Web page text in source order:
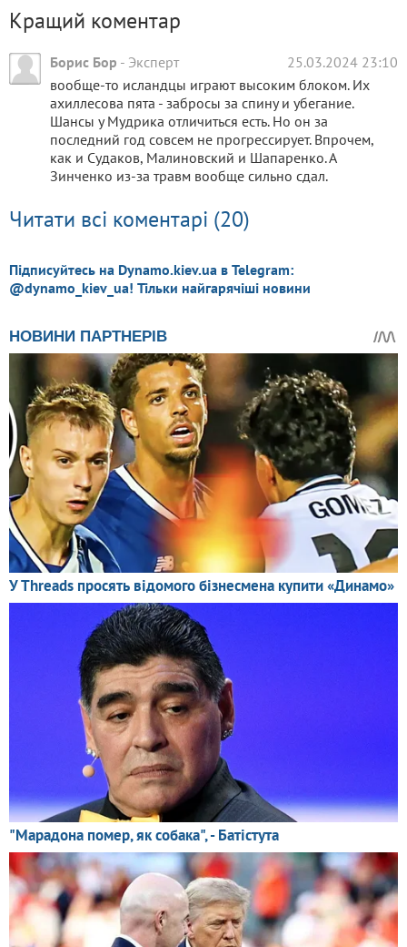
Кращий коментар
Борис Бор - Эксперт
25.03.2024 23:10
вообще-то исландцы играют высоким блоком. Их
ахиллесова пята - забросы за спину и убегание.
Шансы у Мудрика отличиться есть. Но он за
последний год совсем не прогрессирует. Впрочем,
как и Судаков, Малиновский и Шапаренко. А
Зинченко из-за травм вообще сильно сдал.
Читати всі коментарі (20)
Підписуйтесь на Dynamo.kiev.ua в Telegram:
@dynamo_kiev_ua! Тільки найгарячіші новини